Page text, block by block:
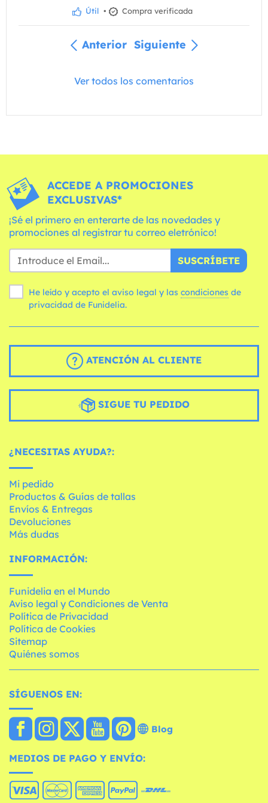
Útil • Compra verificada
Anterior Siguiente
Ver todos los comentarios
ACCEDE A PROMOCIONES
EXCLUSIVAS*
¡Sé el primero en enterarte de las novedades y
promociones al registrar tu correo eletrónico!
SUSCRÍBETE
He leído y acepto el aviso legal y las condiciones
privacidad de Funidelia.
ATENCIÓN AL CLIENTE
SIGUE TU PEDIDO
¿NECESITAS AYUDA?:
Mi pedido
Productos & Guías de tallas
Envíos & Entregas
Devoluciones
Más dudas
INFORMACIÓN:
Funidelia en el Mundo
Aviso legal y Condiciones de Venta
Política de Privacidad
Política de Cookies
Sitemap
Quiénes somos
SÍGUENOS EN:
Blog
MEDIOS DE PAGO Y ENVÍO: